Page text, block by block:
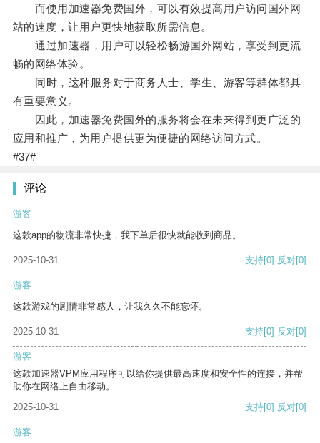
而使用加速器免费国外，可以有效提高用户访问国外网
站的速度，让用户更快地获取所需信息。
通过加速器，用户可以轻松畅游国外网站，享受到更流
畅的网络体验。
同时，这种服务对于商务人士、学生、游客等群体都具
有重要意义。
因此，加速器免费国外的服务将会在未来得到更广泛的
应用和推广，为用户提供更为便捷的网络访问方式。
#37#
评论
游客
这款app的物流非常快捷，我下单后很快就能收到商品。
2025-10-31 支持[0] 反对[0]
游客
这款游戏的剧情非常感人，让我久久不能忘怀。
2025-10-31 支持[0] 反对[0]
游客
这款加速器VPM应用程序可以给你提供最高速度和安全性的连接，并帮
助你在网络上自由移动。
2025-10-31
支持[0] 反对[0]
游客